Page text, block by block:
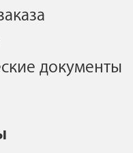
документы